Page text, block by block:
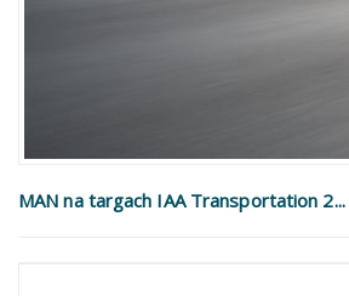
MAN na targach IAA Transportation 2...